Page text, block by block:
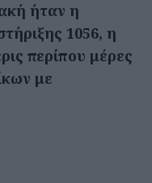
ήταν η
1056, η
περίπου μέρες
με